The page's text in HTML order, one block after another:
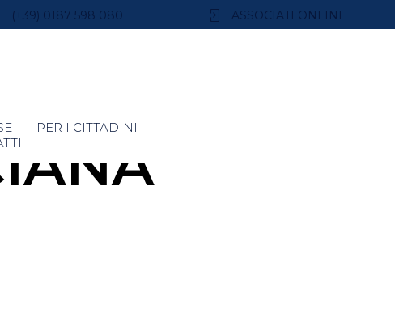
(+39) 0187 598 080 ASSOCIATI ONLINE
PER I CITTADINI